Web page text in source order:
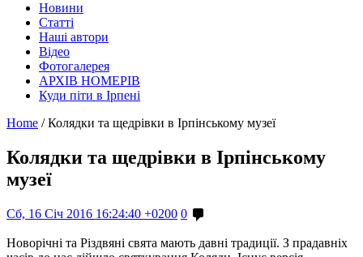
Новини
Статті
Наші автори
Відео
Фотогалерея
АРХІВ НОМЕРІВ
Куди піти в Ірпені
Home / Колядки та щедрівки в Ірпінському музеї
Колядки та щедрівки в Ірпінському
музеї
Сб, 16 Січ 2016 16:24:40 +0200 0
Новорічні та Різдвяні свята мають давні традиції. З прадавніх